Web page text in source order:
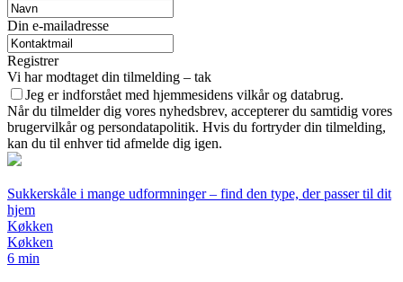
Din e-mailadresse
Registrer
Vi har modtaget din tilmelding – tak
Jeg er indforstået med hjemmesidens vilkår og databrug.
Når du tilmelder dig vores nyhedsbrev, accepterer du samtidig vores
brugervilkår og persondatapolitik. Hvis du fortryder din tilmelding,
kan du til enhver tid afmelde dig igen.
Sukkerskåle i mange udformninger – find den type, der passer til dit
hjem
Køkken
Køkken
6 min